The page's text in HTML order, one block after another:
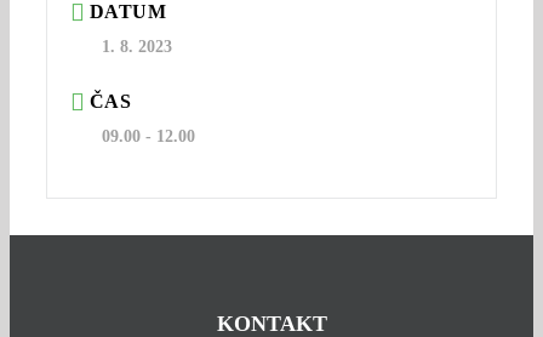
DATUM
1. 8. 2023
ČAS
09.00 - 12.00
KONTAKT